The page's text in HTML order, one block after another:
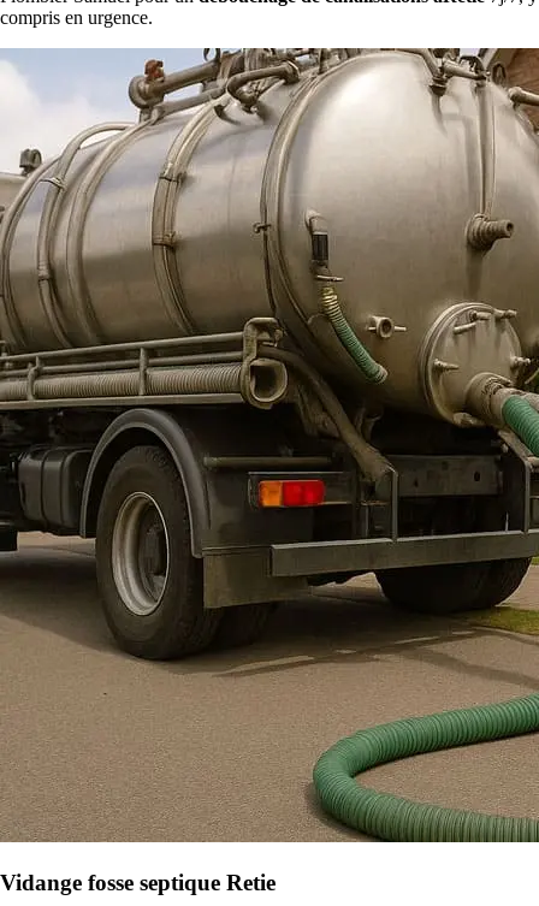
compris en urgence.
Vidange fosse septique Retie